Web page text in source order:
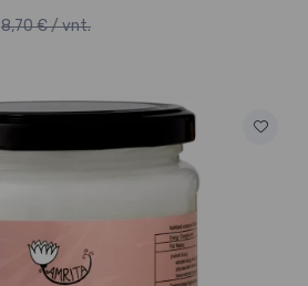
8,70 € / vnt.